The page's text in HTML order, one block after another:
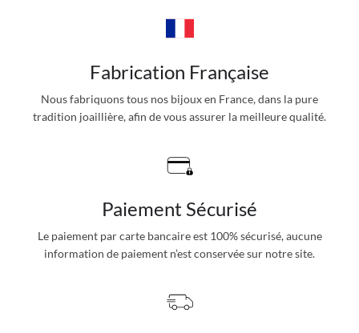
Fabrication Française
Nous fabriquons tous nos bijoux en France, dans la pure
tradition joaillière, afin de vous assurer la meilleure qualité.
Paiement Sécurisé
Le paiement par carte bancaire est 100% sécurisé, aucune
information de paiement n’est conservée sur notre site.